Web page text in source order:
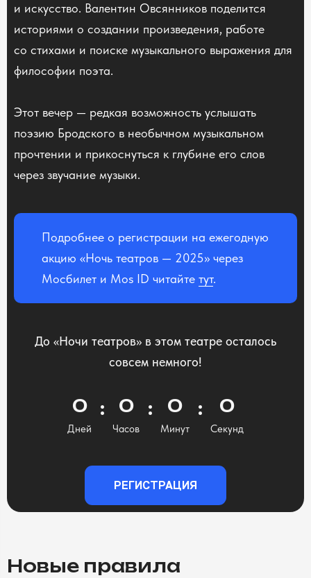
и искусство. Валентин Овсянников поделится
историями о создании произведения, работе
со стихами и поиске музыкального выражения для
философии поэта.
Этот вечер — редкая возможность услышать
поэзию Бродского в необычном музыкальном
прочтении и прикоснуться к глубине его слов
через звучание музыки.
Подробнее о регистрации на ежегодную
акцию «Ночь театров — 2025» через
Мосбилет и Mos ID читайте тут.
До «Ночи театров» в этом театре осталось
совсем немного!
0
Дней
0
Часов
0
Минут
0
Секунд
РЕГИСТРАЦИЯ
Новые правила